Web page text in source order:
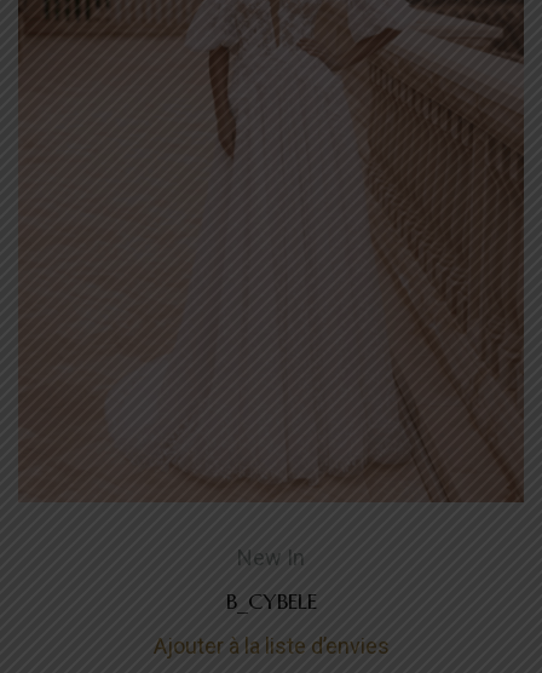
New In
B_CYBELE
Ajouter à la liste d’envies